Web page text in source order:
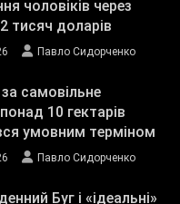
чоловіків через
тисяч доларів
Павло Сидорченко
самовільне
10 гектарів
умовним терміном
Павло Сидорченко
Буг і «ідеальні»